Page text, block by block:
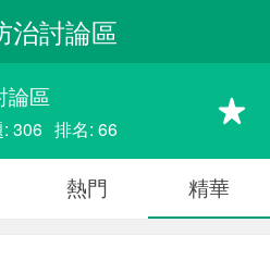
治討論區
論區
306 排名: 66
熱門 精華